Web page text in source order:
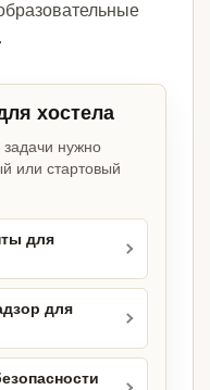
хостела
нужно
или стартовый
для
для